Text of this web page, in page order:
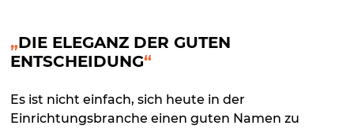
DIE ELEGANZ DER GUTEN
ENTSCHEIDUNG
Es ist nicht einfach, sich heute in der
Einrichtungsbranche einen guten Namen zu